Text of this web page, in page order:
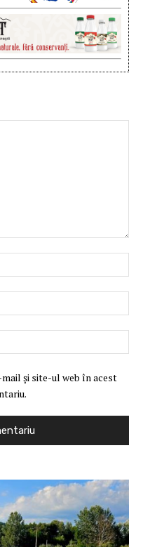
mail și site-ul web în acest